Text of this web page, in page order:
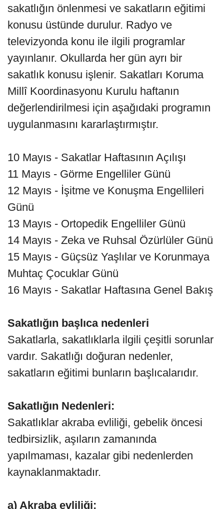
sakatlığın önlenmesi ve sakatların eğitimi
konusu üstünde durulur. Radyo ve
televizyonda konu ile ilgili programlar
yayınlanır. Okullarda her gün ayrı bir
sakatlık konusu işlenir. Sakatları Koruma
Millî Koordinasyonu Kurulu haftanın
değerlendirilmesi için aşağıdaki programın
uygulanmasını kararlaştırmıştır.
10 Mayıs - Sakatlar Haftasının Açılışı
11 Mayıs - Görme Engelliler Günü
12 Mayıs - İşitme ve Konuşma Engellileri
Günü
13 Mayıs - Ortopedik Engelliler Günü
14 Mayıs - Zeka ve Ruhsal Özürlüler Günü
15 Mayıs - Güçsüz Yaşlılar ve Korunmaya
Muhtaç Çocuklar Günü
16 Mayıs - Sakatlar Haftasına Genel Bakış
Sakatlığın başlıca nedenleri
Sakatlarla, sakatlıklarla ilgili çeşitli sorunlar
vardır. Sakatlığı doğuran nedenler,
sakatların eğitimi bunların başlıcalarıdır.
Sakatlığın Nedenleri:
Sakatlıklar akraba evliliği, gebelik öncesi
tedbirsizlik, aşıların zamanında
yapılmaması, kazalar gibi nedenlerden
kaynaklanmaktadır.
a) Akraba evliliği: